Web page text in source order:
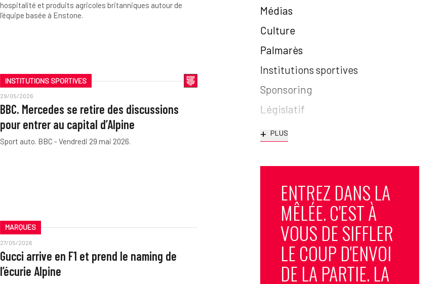
hospitalité et produits agricoles britanniques autour de
l’équipe basée à Enstone.
INSTITUTIONS SPORTIVES
29/05/2026
BBC. Mercedes se retire des discussions
pour entrer au capital d’Alpine
Sport auto. BBC - Vendredi 29 mai 2026.
MARQUES
27/05/2026
Gucci arrive en F1 et prend le naming de
l’écurie Alpine
Médias
Culture
Palmarès
Institutions sportives
Sponsoring
Législatif
+ PLUS
ENTREZ DANS LA
MÊLÉE. C'EST À
VOUS DE SIFFLER
LE COUP D'ENVOI
DE LA PARTIE. LA